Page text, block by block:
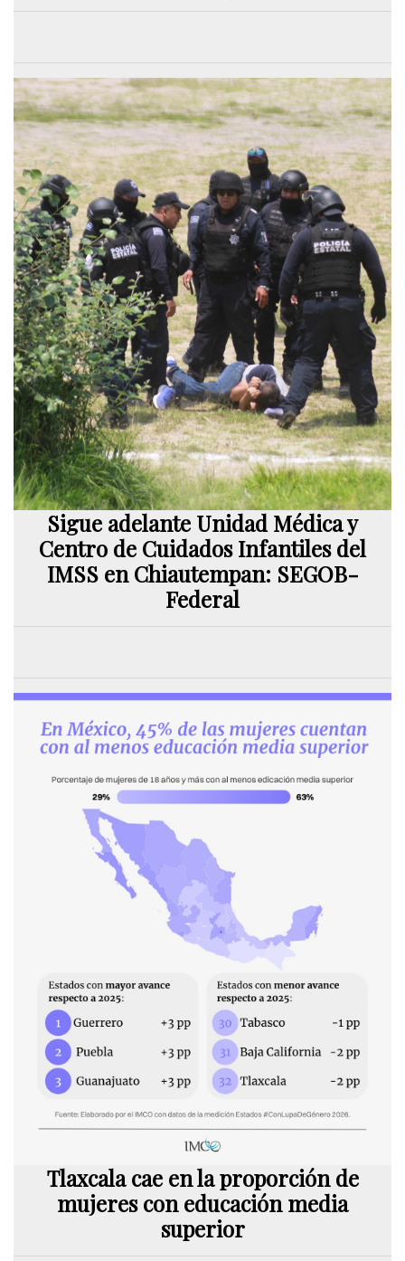
Sigue adelante Unidad Médica y
Centro de Cuidados Infantiles del
IMSS en Chiautempan: SEGOB-
Federal
Tlaxcala cae en la proporción de
mujeres con educación media
superior